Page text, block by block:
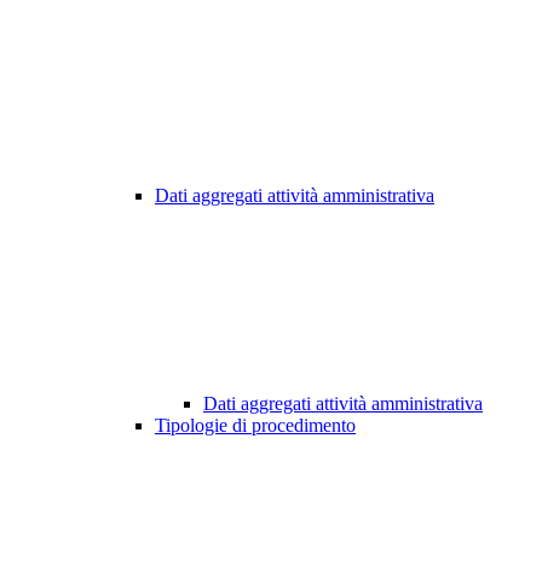
Dati aggregati attività amministrativa
Dati aggregati attività amministrativa
Tipologie di procedimento